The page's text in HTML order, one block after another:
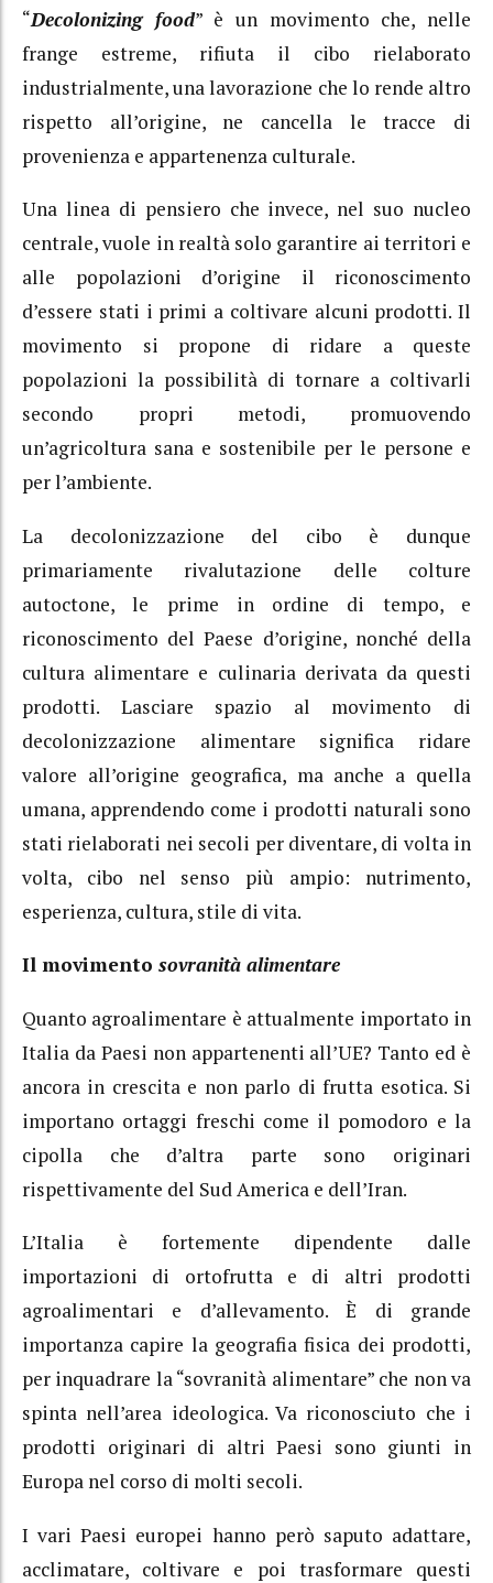
“Decolonizing food” è un movimento che, nelle
frange estreme, rifiuta il cibo rielaborato
industrialmente, una lavorazione che lo rende altro
rispetto all’origine, ne cancella le tracce di
provenienza e appartenenza culturale.
Una linea di pensiero che invece, nel suo nucleo
centrale, vuole in realtà solo garantire ai territori e
alle popolazioni d’origine il riconoscimento
d’essere stati i primi a coltivare alcuni prodotti. Il
movimento si propone di ridare a queste
popolazioni la possibilità di tornare a coltivarli
secondo propri metodi, promuovendo
un’agricoltura sana e sostenibile per le persone e
per l’ambiente.
La decolonizzazione del cibo è dunque
primariamente rivalutazione delle colture
autoctone, le prime in ordine di tempo, e
riconoscimento del Paese d’origine, nonché della
cultura alimentare e culinaria derivata da questi
prodotti. Lasciare spazio al movimento di
decolonizzazione alimentare significa ridare
valore all’origine geografica, ma anche a quella
umana, apprendendo come i prodotti naturali sono
stati rielaborati nei secoli per diventare, di volta in
volta, cibo nel senso più ampio: nutrimento,
esperienza, cultura, stile di vita.
Il movimento sovranità alimentare
Quanto agroalimentare è attualmente importato in
Italia da Paesi non appartenenti all’UE? Tanto ed è
ancora in crescita e non parlo di frutta esotica. Si
importano ortaggi freschi come il pomodoro e la
cipolla che d’altra parte sono originari
rispettivamente del Sud America e dell’Iran.
L’Italia è fortemente dipendente dalle
importazioni di ortofrutta e di altri prodotti
agroalimentari e d’allevamento. È di grande
importanza capire la geografia fisica dei prodotti,
per inquadrare la “sovranità alimentare” che non va
spinta nell’area ideologica. Va riconosciuto che i
prodotti originari di altri Paesi sono giunti in
Europa nel corso di molti secoli.
I vari Paesi europei hanno però saputo adattare,
acclimatare, coltivare e poi trasformare questi